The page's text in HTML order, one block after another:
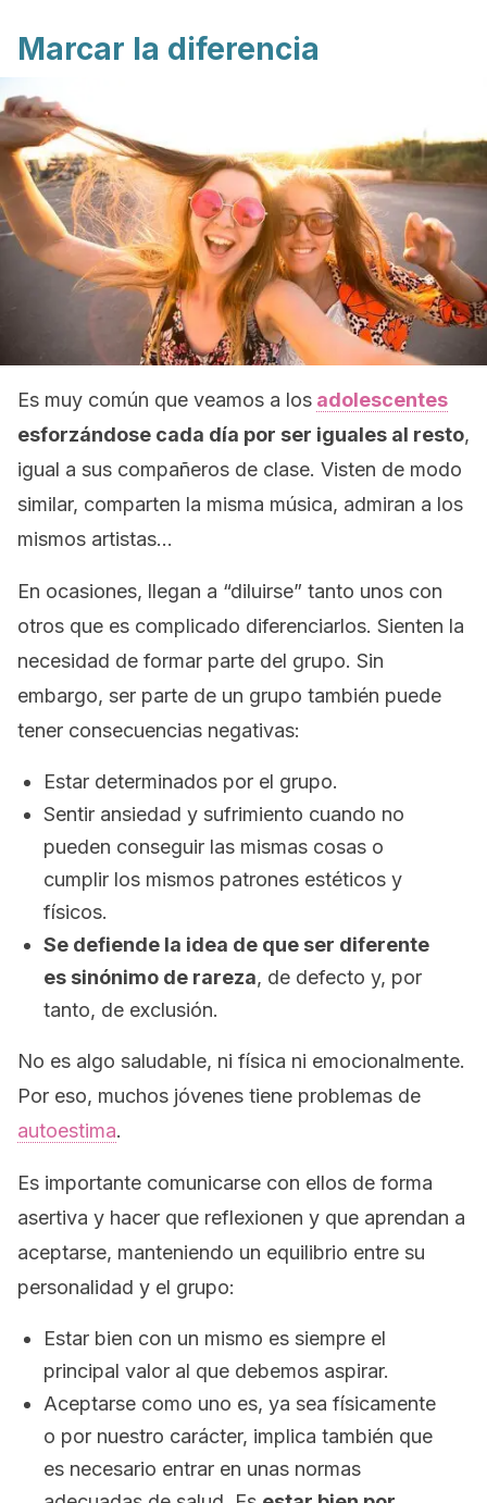
Marcar la diferencia
Es muy común que veamos a los adolescentes
esforzándose cada día por ser iguales al resto,
igual a sus compañeros de clase. Visten de modo
similar, comparten la misma música, admiran a los
mismos artistas…
En ocasiones, llegan a “diluirse” tanto unos con
otros que es complicado diferenciarlos. Sienten la
necesidad de formar parte del grupo. Sin
embargo, ser parte de un grupo también puede
tener consecuencias negativas:
Estar determinados por el grupo.
Sentir ansiedad y sufrimiento cuando no
pueden conseguir las mismas cosas o
cumplir los mismos patrones estéticos y
físicos.
Se defiende la idea de que ser diferente
es sinónimo de rareza, de defecto y, por
tanto, de exclusión.
No es algo saludable, ni física ni emocionalmente.
Por eso, muchos jóvenes tiene problemas de
autoestima.
Es importante comunicarse con ellos de forma
asertiva y hacer que reflexionen y que aprendan a
aceptarse, manteniendo un equilibrio entre su
personalidad y el grupo:
Estar bien con un mismo es siempre el
principal valor al que debemos aspirar.
Aceptarse como uno es, ya sea físicamente
o por nuestro carácter, implica también que
es necesario entrar en unas normas